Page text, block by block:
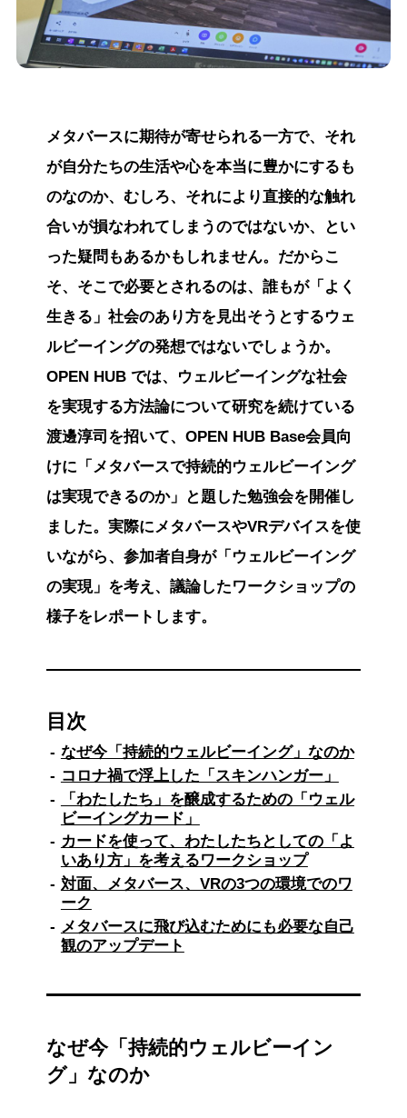
メタバースに期待が寄せられる一方で、それ
が自分たちの生活や心を本当に豊かにするも
のなのか、むしろ、それにより直接的な触れ
合いが損なわれてしまうのではないか、とい
った疑問もあるかもしれません。だからこ
そ、そこで必要とされるのは、誰もが「よく
生きる」社会のあり方を見出そうとするウェ
ルビーイングの発想ではないでしょうか。
OPEN HUB では、ウェルビーイングな社会
を実現する方法論について研究を続けている
渡邊淳司を招いて、OPEN HUB Base会員向
けに「メタバースで持続的ウェルビーイング
は実現できるのか」と題した勉強会を開催し
ました。実際にメタバースやVRデバイスを使
いながら、参加者自身が「ウェルビーイング
の実現」を考え、議論したワークショップの
様子をレポートします。
目次
なぜ今「持続的ウェルビーイング」なのか
コロナ禍で浮上した「スキンハンガー」
「わたしたち」を醸成するための「ウェル
ビーイングカード」
カードを使って、わたしたちとしての「よ
いあり方」を考えるワークショップ
対面、メタバース、VRの3つの環境でのワ
ーク
メタバースに飛び込むためにも必要な自己
観のアップデート
なぜ今「持続的ウェルビーイン
グ」なのか